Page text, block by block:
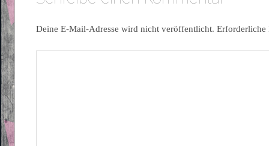
Deine E-Mail-Adresse wird nicht veröffentlicht.